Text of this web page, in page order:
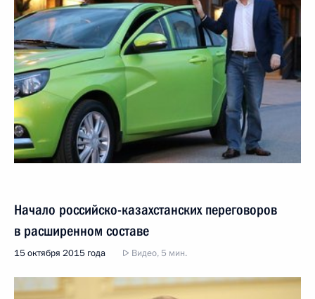
Начало российско-казахстанских переговоров
в расширенном составе
15 октября 2015 года Видео, 5 мин.